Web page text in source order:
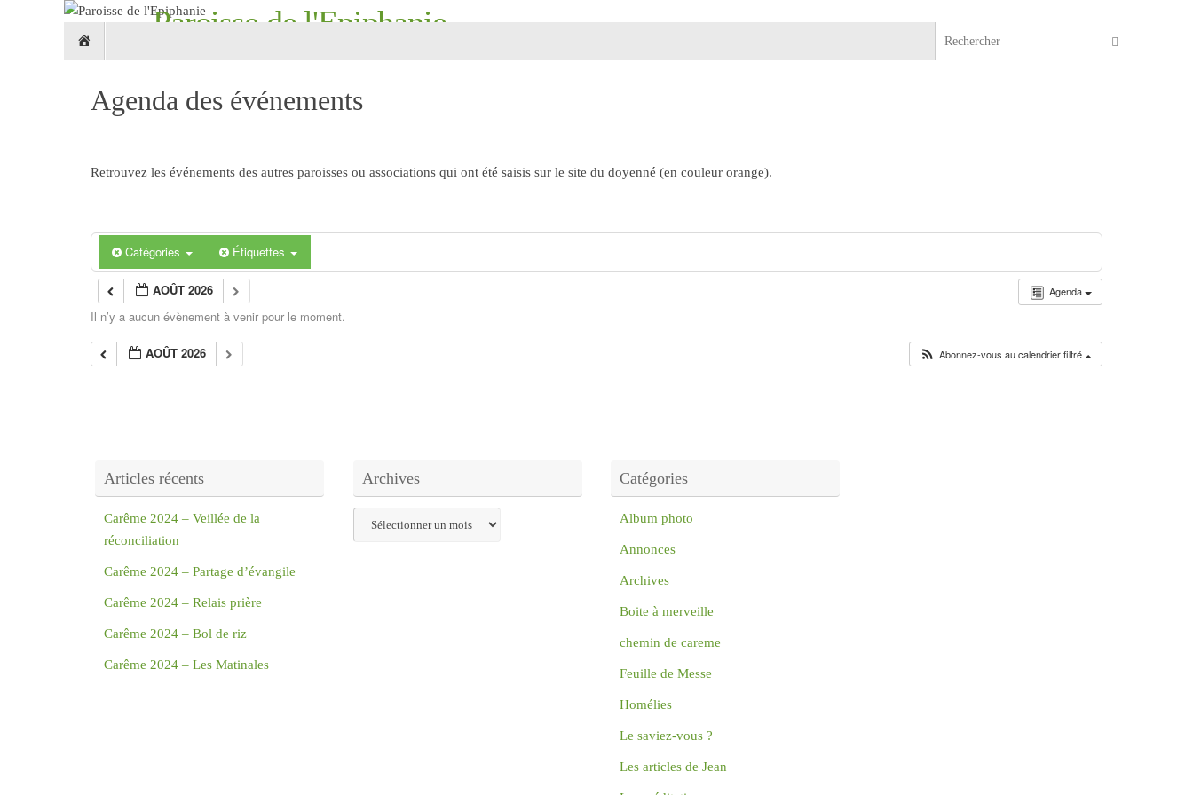
Paroisse de l'Epiphanie Rechercher
Agenda des événements
Retrouvez les événements des autres paroisses ou associations qui ont été saisis sur le site du doyenné (en couleur orange).
Catégories Étiquettes
Agenda
AOÛT 2026
Il n’y a aucun évènement à venir pour le moment.
AOÛT 2026 Abonnez-vous au calendrier filtré
Articles récents
Carême 2024 – Veillée de la
réconciliation
Carême 2024 – Partage d’évangile
Carême 2024 – Relais prière
Carême 2024 – Bol de riz
Carême 2024 – Les Matinales
Archives
Archives
Catégories
Album photo
Annonces
Archives
Boite à merveille
chemin de careme
Feuille de Messe
Homélies
Le saviez-vous ?
Les articles de Jean